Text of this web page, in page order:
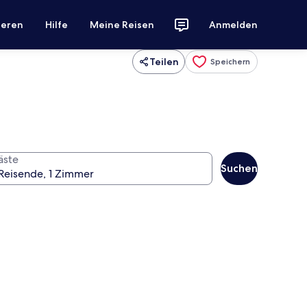
Hilfe Meine Reisen Anmelden
Teilen Speichern
Suchen